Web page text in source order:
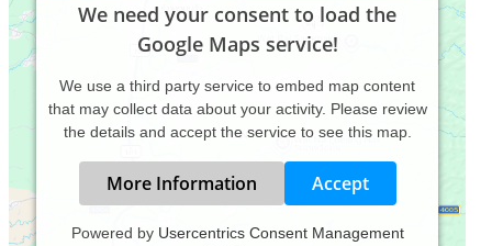
We need your consent to load the
Google Maps service!
We use a third party service to embed map content
that may collect data about your activity. Please review
the details and accept the service to see this map.
More Information Accept
Powered by Usercentrics Consent Management